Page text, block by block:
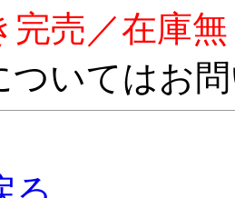
完売／在庫
ついてはお